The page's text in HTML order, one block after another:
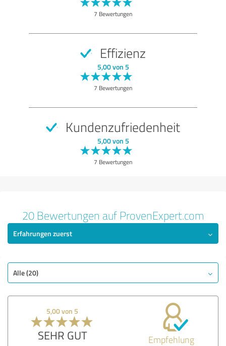
7 Bewertungen
Effizienz
5,00 von 5
7 Bewertungen
Kundenzufriedenheit
5,00 von 5
7 Bewertungen
20 Bewertungen auf ProvenExpert.com
Erfahrungen zuerst
Alle (20)
5,00 von 5
SEHR GUT Empfehlung